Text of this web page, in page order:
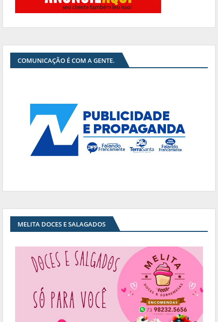
COMUNICAÇÃO É COM A GENTE.
MELITA DOCES E SALAGADOS